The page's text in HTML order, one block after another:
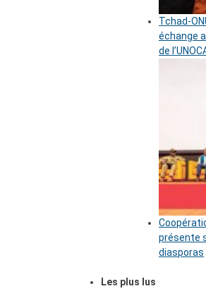
Tchad-
échange
de
présente
diasporas
Les plus lus